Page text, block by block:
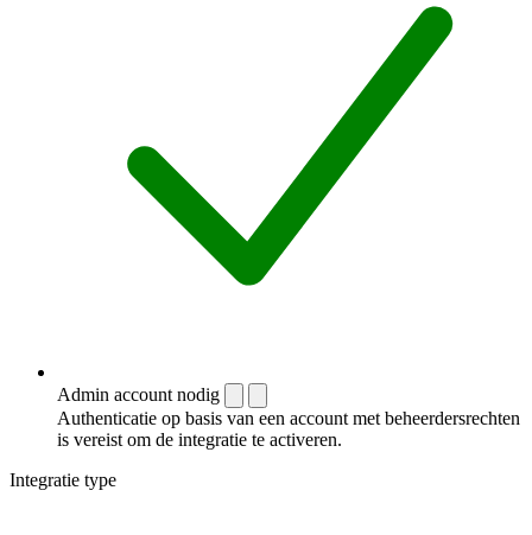
Admin account nodig
Authenticatie op basis van een account met beheerdersrechten
is vereist om de integratie te activeren.
Integratie type